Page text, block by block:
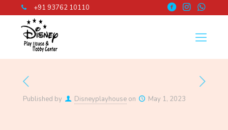
+91 93762 10110
Published by Disneyplayhouse on May 1, 2023